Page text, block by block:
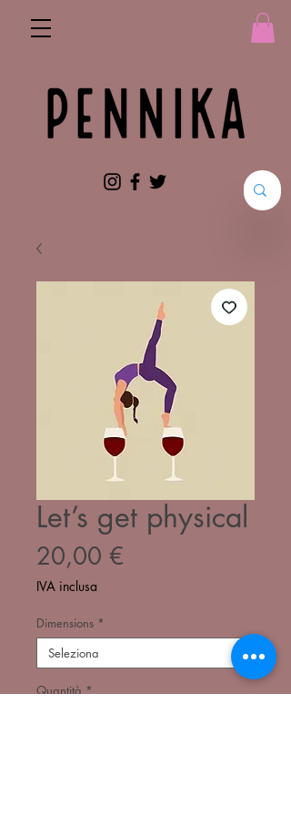
Let’s get physical
20,00 €
IVA inclusa
Dimensions *
Quantità *